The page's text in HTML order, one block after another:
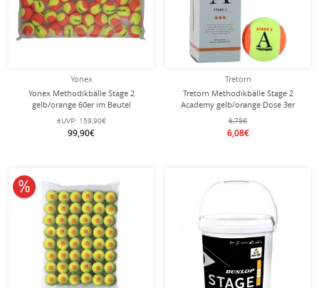
Yonex
Yonex Methodikbälle Stage 2
gelb/orange 60er im Beutel
eUVP: 159,90€
99,90€
Tretorn
Tretorn Methodikbälle Stage 2
Academy gelb/orange Dose 3er
6,75€
6,08€
10% reduziert